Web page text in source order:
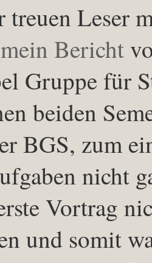
treuen Leser
mein Bericht
Gruppe für
beiden
BGS, zum
nicht
Vortrag
und somit